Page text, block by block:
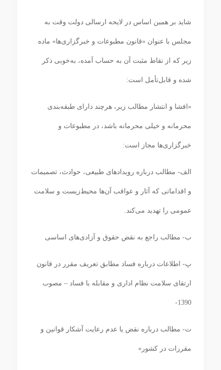
شاید بر همین اساس در لایحه ارسالی دولت وقت به
مجلس با عنوان «قانون مطبوعات و خبرگزاری‌ها» ماده
زیر که از نقاط مثبت آن به حساب آمده، به‌خوبی ذکر
شده و قابل‌تأمل است:
«افشا و انتشار مطالب زیر، هرچند دارای طبقه‌بندی
محرمانه و خیلی محرمانه باشد، در مطبوعات و
خبرگزاری‌ها مجاز است:
الف- مطالب درباره رویدادهای طبیعی، حوادث، تصمیمات
و اقداماتی که آثار و عواقب آن‌ها محیط‌زیست و سلامت
عمومی را تهدید می‌کند.
ب- مطالب راجع به نقض حقوق و آزادی‌های اساسی
پ- اطلاعات درباره فساد مطابق تعریف مقرر در قانون
ارتقای سلامت نظام اداری و مقابله با فساد – مصوب
1390-
ت- مطالب درباره نقض یا عدم رعایت آشکار قوانین و
مقررات در کشور»